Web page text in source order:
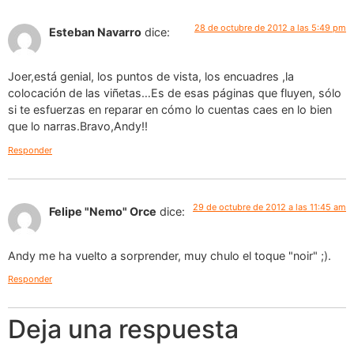
Esteban Navarro dice: 28 de octubre de 2012 a las 5:49 pm
Joer,está genial, los puntos de vista, los encuadres ,la
colocación de las viñetas…Es de esas páginas que fluyen, sólo
si te esfuerzas en reparar en cómo lo cuentas caes en lo bien
que lo narras.Bravo,Andy!!
Responder
Felipe "Nemo" Orce dice: 29 de octubre de 2012 a las 11:45 am
Andy me ha vuelto a sorprender, muy chulo el toque "noir" ;).
Responder
Deja una respuesta